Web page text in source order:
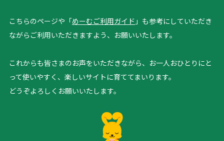
こちらのページや「めーむご利用ガイド 」も参考にしていただき
ながらご利用いただきますよう、お願いいたします。
これからも皆さまのお声をいただきながら、お一人おひとりにと
って使いやすく、楽しいサイトに育ててまいります。
どうぞよろしくお願いいたします。